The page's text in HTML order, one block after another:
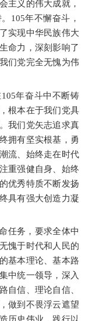
主义的伟大成就，
105年不懈奋斗，
实现中华民族伟大
命力，深刻影响了
们党完全无愧为伟
105年奋斗中不断铸
根本在于我们党具
我们党矢志追求真
拥有坚实根基，勇
流、始终走在时代
重强健自身、始终
优秀特质不断发扬
具有强大创造力凝
任务，要求全体中
愧于时代和人民的
基本理论、基本路
中统一领导，深入
自信、理论自信、
做到不畏浮云遮望